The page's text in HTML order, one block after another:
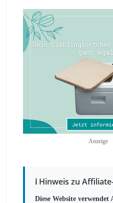
Anzeige
ℹ️ Hinweis zu
Diese Website